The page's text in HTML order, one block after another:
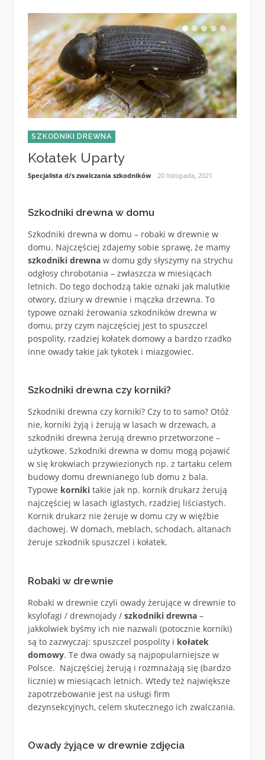
SZKODNIKI DREWNA
Kołatek Uparty
Specjalista d/s zwalczania szkodników 20 listopada, 2021
Szkodniki drewna w domu
Szkodniki drewna w domu – robaki w drewnie w
domu. Najczęściej zdajemy sobie sprawę, że mamy
szkodniki drewnaw domu gdy słyszymy na strychu
odgłosy chrobotania – zwłaszcza w miesiącach
letnich. Do tego dochodzą takie oznaki jak malutkie
otwory, dziury w drewnie i mączka drzewna. To
typowe oznaki żerowania szkodników drewna w
domu, przy czym najczęściej jest to spuszczel
pospolity, rzadziej kołatek domowy a bardzo rzadko
inne owady takie jak tykotek i miazgowiec.
Szkodniki drewna czy korniki?
Szkodniki drewna czy korniki? Czy to to samo? Otóż
nie, korniki żyją i żerują w lasach w drzewach, a
szkodniki drewna żerują drewno przetworzone –
użytkowe. Szkodniki drewna w domu mogą pojawić
w się krokwiach przywiezionych np. z tartaku celem
budowy domu drewnianego lub domu z bala.
Typowe kornikitakie jak np. kornik drukarz żerują
najczęściej w lasach iglastych, rzadziej liściastych.
Kornik drukarz nie żeruje w domu czy w więźbie
dachowej. W domach, meblach, schodach, altanach
żeruje szkodnik spuszczel i kołatek.
Robaki w drewnie
Robaki w drewnie czyli owady żerujące w drewnie to
ksylofagi / drewnojady / szkodniki drewna–
jakkolwiek byśmy ich nie nazwali (potocznie korniki)
są to zazwyczaj: spuszczel pospolity i kołatek
domowy. Te dwa owady są najpopularniejsze w
Polsce. Najczęściej żerują i rozmnażają się (bardzo
licznie) w miesiącach letnich. Wtedy też największe
zapotrzebowanie jest na usługi firm
dezynsekcyjnych, celem skutecznego ich zwalczania.
Owady żyjące w drewnie zdjęcia